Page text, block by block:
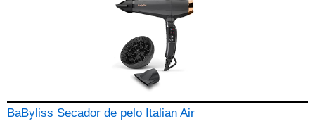
BaByliss Secador de pelo Italian Air